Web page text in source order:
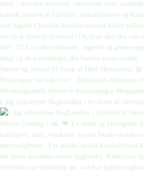
I dag udkommer Boghandlen i fyrtårnet af internati